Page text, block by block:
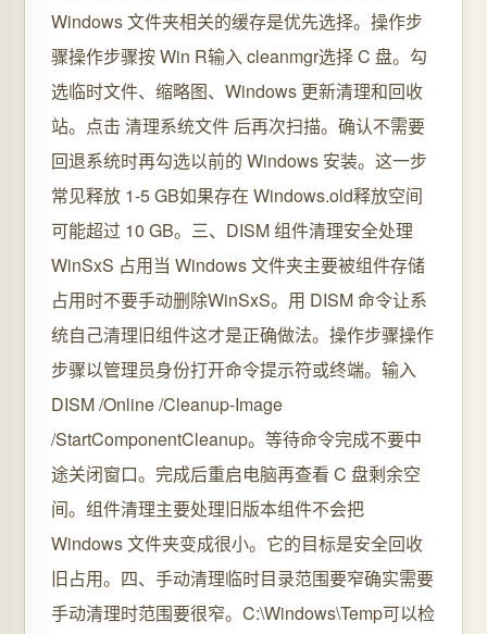
Windows 文件夹相关的缓存是优先选择。操作步
骤操作步骤按 Win R输入 cleanmgr选择 C 盘。勾
选临时文件、缩略图、Windows 更新清理和回收
站。点击 清理系统文件 后再次扫描。确认不需要
回退系统时再勾选以前的 Windows 安装。这一步
常见释放 1-5 GB如果存在 Windows.old释放空间
可能超过 10 GB。三、DISM 组件清理安全处理
WinSxS 占用当 Windows 文件夹主要被组件存储
占用时不要手动删除WinSxS。用 DISM 命令让系
统自己清理旧组件这才是正确做法。操作步骤操作
步骤以管理员身份打开命令提示符或终端。输入
DISM /Online /Cleanup-Image
/StartComponentCleanup。等待命令完成不要中
途关闭窗口。完成后重启电脑再查看 C 盘剩余空
间。组件清理主要处理旧版本组件不会把
Windows 文件夹变成很小。它的目标是安全回收
旧占用。四、手动清理临时目录范围要窄确实需要
手动清理时范围要很窄。C:\Windows\Temp可以检